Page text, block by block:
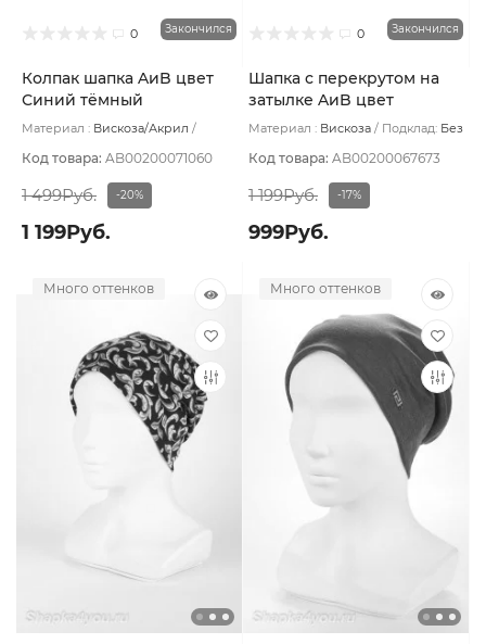
0 Закончился
Колпак шапка AиB цвет
Синий тёмный
Материал : Вискоза/Акрил
Код товара: AB00200071060
1 499Руб. -20%
1 199Руб.
0 Закончился
Шапка с перекрутом на
затылке AиB цвет
Терракотовый темный/
Материал : Вискоза Подклад: Без
Код товара: AB00200067673
1 199Руб. -17%
999Руб.
Много оттенков Много оттенков